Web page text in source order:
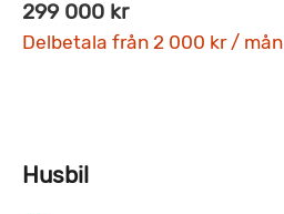
299 000 kr
Delbetala från 2 000 kr / mån
Husbil